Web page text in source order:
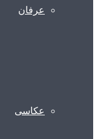
عرفان
عکاسی